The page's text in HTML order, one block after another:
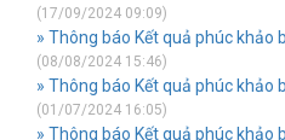
(17/09/2024 09:09)
» Thông báo Kết quả phúc khảo
(08/08/2024 15:46)
» Thông báo Kết quả phúc khảo
(01/07/2024 16:05)
» Thông báo Kết quả phúc khảo